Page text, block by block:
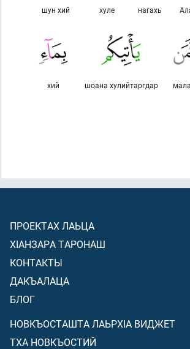
нагахь
хуле
шун хий
шоана хулийтаргдар
хий
ПРОЕКТАХ ЛАЬЦА
ХIАНЗАРА ТАРОНАШ
КОНТАКТЫ
ДАКЪАЛАЦА
БЛОГ
НОВКЪОСТАШТА ЛАЬРХIА ВИДЖЕТ
ТХА НОВКЪОСТИЙ